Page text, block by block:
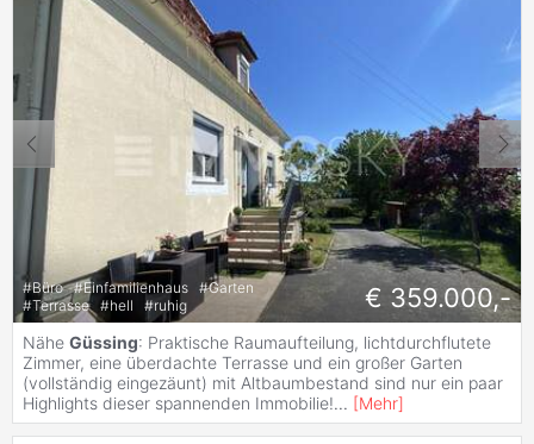
#Büro #Einfamilienhaus #Garten
#Terrasse #hell #ruhig € 359.000,-
Nähe Güssing: Praktische Raumaufteilung, lichtdurchflutete
Zimmer, eine überdachte Terrasse und ein großer Garten
(vollständig eingezäunt) mit Altbaumbestand sind nur ein paar
Highlights dieser spannenden Immobilie!... [Mehr]